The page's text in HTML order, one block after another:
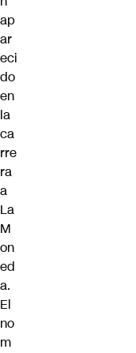
ap
ar
eci
do
en
la
ca
rre
ra
a
La
M
on
ed
a.
El
no
m